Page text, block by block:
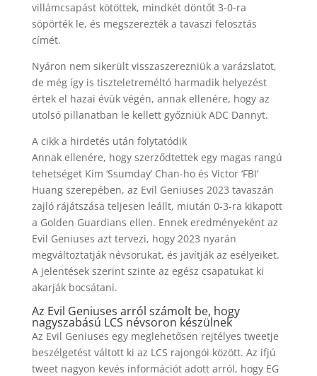
villámcsapást kötöttek, mindkét döntőt 3-0-ra
söpörték le, és megszerezték a tavaszi felosztás
címét.
Nyáron nem sikerült visszaszerezniük a varázslatot,
de még így is tiszteletreméltó harmadik helyezést
értek el hazai évük végén, annak ellenére, hogy az
utolsó pillanatban le kellett győzniük ADC Dannyt.
A cikk a hirdetés után folytatódik
Annak ellenére, hogy szerződtettek egy magas rangú
tehetséget Kim ‘Ssumday’ Chan-ho és Victor ‘FBI’
Huang szerepében, az Evil Geniuses 2023 tavaszán
zajló rájátszása teljesen leállt, miután 0-3-ra kikapott
a Golden Guardians ellen. Ennek eredményeként az
Evil Geniuses azt tervezi, hogy 2023 nyarán
megváltoztatják névsorukat, és javítják az esélyeiket.
A jelentések szerint szinte az egész csapatukat ki
akarják bocsátani.
Az Evil Geniuses arról számolt be, hogy
nagyszabású LCS névsoron készülnek
Az Evil Geniuses egy meglehetősen rejtélyes tweetje
beszélgetést váltott ki az LCS rajongói között. Az ifjú
tweet nagyon kevés információt adott arról, hogy EG